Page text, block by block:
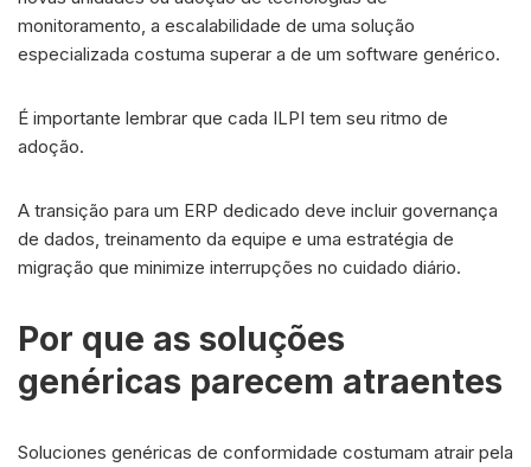
monitoramento, a escalabilidade de uma solução
especializada costuma superar a de um software genérico.
É importante lembrar que cada ILPI tem seu ritmo de
adoção.
A transição para um ERP dedicado deve incluir governança
de dados, treinamento da equipe e uma estratégia de
migração que minimize interrupções no cuidado diário.
Por que as soluções
genéricas parecem atraentes
Soluciones genéricas de conformidade costumam atrair pela